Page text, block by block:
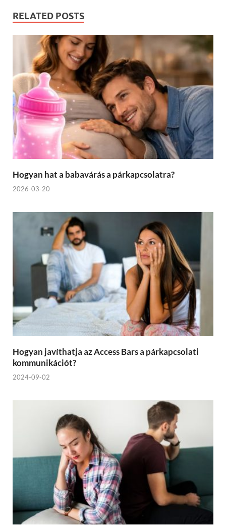
RELATED POSTS
Hogyan hat a babavárás a párkapcsolatra?
2026-03-20
Hogyan javíthatja az Access Bars a párkapcsolati
kommunikációt?
2024-09-02